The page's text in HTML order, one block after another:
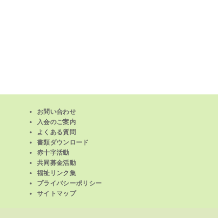
お問い合わせ
入会のご案内
よくある質問
書類ダウンロード
赤十字活動
共同募金活動
福祉リンク集
プライバシーポリシー
サイトマップ